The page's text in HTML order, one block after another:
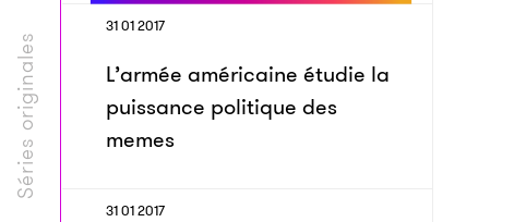
Séries originales
31 01 2017
L’armée américaine étudie la
puissance politique des
memes
31 01 2017